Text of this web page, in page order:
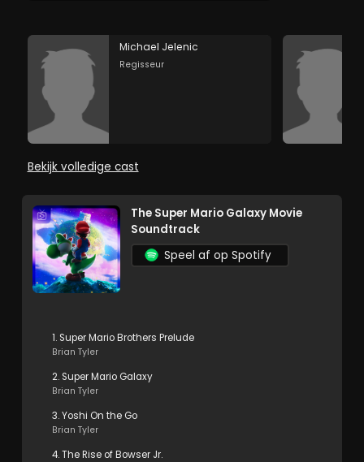
Michael Jelenic
Regisseur
Bekijk volledige cast
The Super Mario Galaxy Movie
Soundtrack
Speel af op Spotify
1. Super Mario Brothers Prelude
Brian Tyler
2. Super Mario Galaxy
Brian Tyler
3. Yoshi On the Go
Brian Tyler
4. The Rise of Bowser Jr.